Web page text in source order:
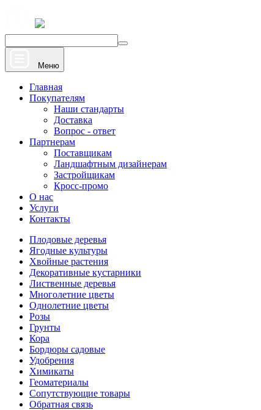
Меню
Главная
Покупателям
Наши стандарты
Доставка
Вопрос - ответ
Партнерам
Поставщикам
Ландшафтным дизайнерам
Застройщикам
Кросс-промо
О нас
Услуги
Контакты
Плодовые деревья
Ягодные культуры
Хвойные растения
Декоративные кустарники
Лиственные деревья
Многолетние цветы
Однолетние цветы
Розы
Грунты
Кора
Бордюры садовые
Удобрения
Химикаты
Геоматериалы
Сопутствующие товары
Обратная связь